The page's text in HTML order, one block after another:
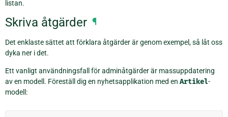
listan.
Skriva åtgärder ¶
Det enklaste sättet att förklara åtgärder är genom exempel, så låt oss
dyka ner i det.
Ett vanligt användningsfall för adminåtgärder är massuppdatering
av en modell. Föreställ dig en nyhetsapplikation med en Artikel-
modell: